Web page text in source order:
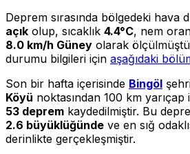
Deprem sırasında bölgedeki hava
açık olup, sıcaklık 4.4°C, nem
8.0 km/h Güney olarak
durumu bilgileri için aşağıdaki
Son bir hafta içerisinde Bingöl
Köyü noktasından 100 km
53 deprem kaydedilmiştir. Bu
2.6 büyüklüğünde ve en sığ
derinlikte gerçekleşmiştir.